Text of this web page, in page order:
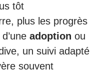
tôt
plus les progrès
adoption ou
un suivi adapté
souvent